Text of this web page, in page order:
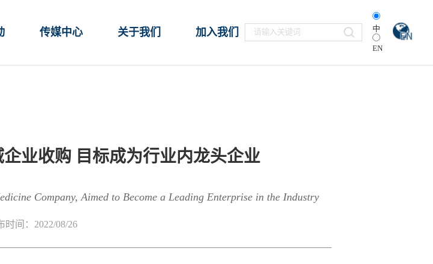
传媒中心 关于我们 加入我们 中
EN
业收购 目标成为行业内龙头企业
Company, Aimed to Become a Leading Enterprise in the Industry
时间：2022/08/26